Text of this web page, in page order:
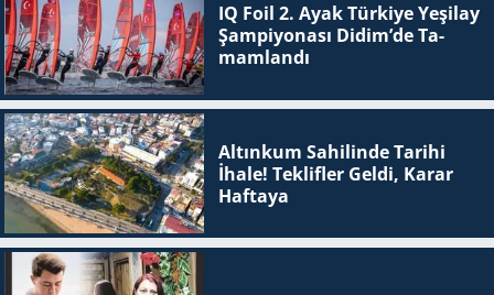
IQ Foil 2. Ayak Tür­ki­ye Ye­şi­lay
Şam­pi­yo­na­sı Didim’de Ta­
mam­lan­dı
Altınkum Sahilinde Tarihi
İhale! Teklifler Geldi, Karar
Haftaya